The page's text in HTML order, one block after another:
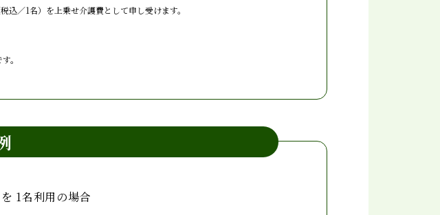
／1名）を上乗せ介護費として申し受けます。
。
1名利用の場合